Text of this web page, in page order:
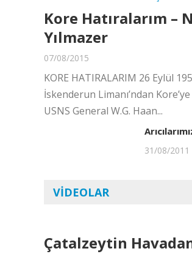
Kore Hatıralarım –
Yılmazer
07/08/2015
KORE HATIRALARIM 26 Eylül
İskenderun Limanı’ndan
USNS General W.G. Haan...
31/08/2011
VIDEOLAR
Çatalzeytin